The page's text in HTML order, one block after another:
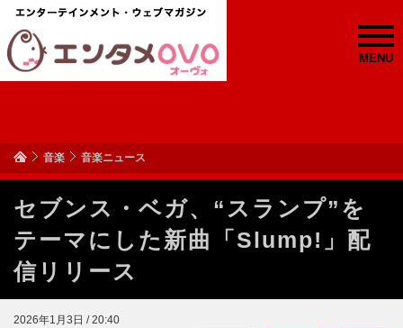
MENU
音楽 音楽ニュース
セブンス・ベガ、“スランプ”を
テーマにした新曲「Slump!」配
信リリース
2026年1月3日 / 20:40